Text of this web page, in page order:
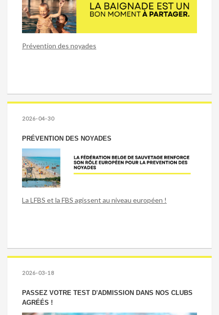
Prévention des noyades
2026-04-30
PRÉVENTION DES NOYADES
La LFBS et la FBS agissent au niveau européen !
2026-03-18
PASSEZ VOTRE TEST D'ADMISSION DANS NOS CLUBS
AGRÉÉS !